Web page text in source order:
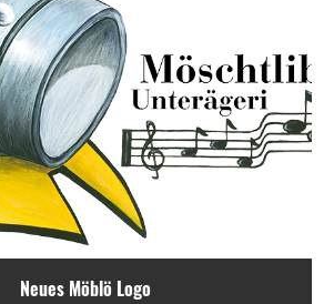
Neues Möblö Logo